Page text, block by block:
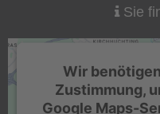
Sie
Wir
Zustimmung,
Google Maps-